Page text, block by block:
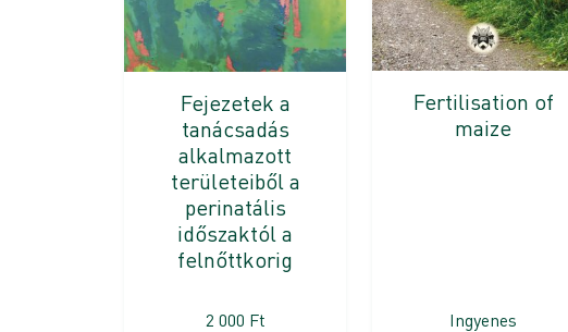
Fejezetek a
tanácsadás
alkalmazott
területeiből a
perinatális
időszaktól a
felnőttkorig
2 000 Ft
Fertilisation of
maize
Ingyenes